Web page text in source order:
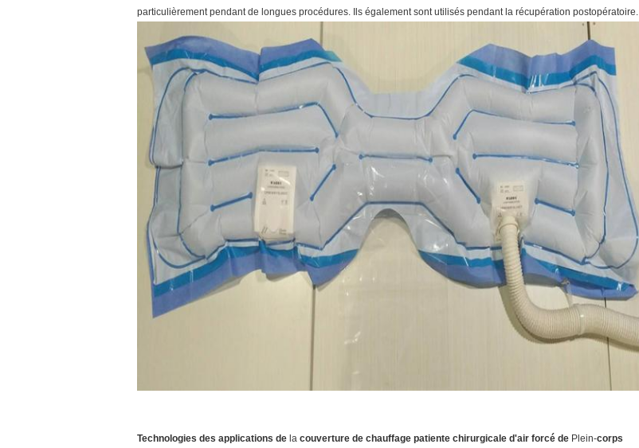
particulièrement pendant de longues procédures. Ils également sont utilisés pendant la récupération postopératoire.
Technologies des applications de la couverture de chauffage patiente chirurgicale d'air forcé de Plein-corps